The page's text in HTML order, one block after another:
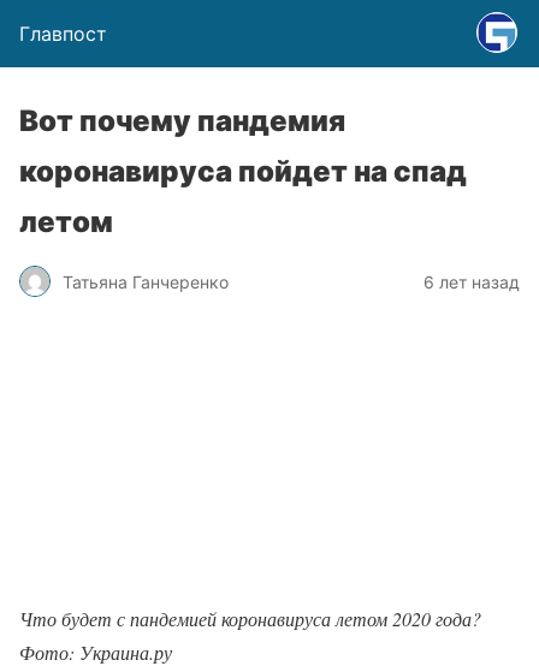
Главпост
Вот почему пандемия
коронавируса пойдет на спад
летом
Татьяна Ганчеренко 6 лет назад
Что будет с пандемией коронавируса летом 2020 года?
Фото: Украина.ру